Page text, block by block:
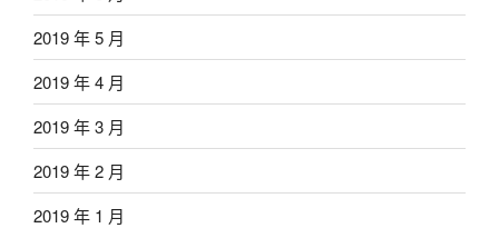
2019 年 5 月
2019 年 4 月
2019 年 3 月
2019 年 2 月
2019 年 1 月